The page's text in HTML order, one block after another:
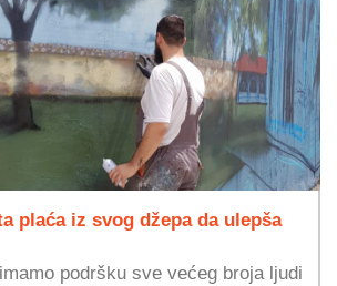
plaća iz svog džepa da ulepša
podršku sve većeg broja ljudi